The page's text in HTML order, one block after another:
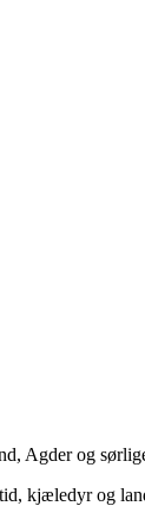
Agder og
kjæledyr og